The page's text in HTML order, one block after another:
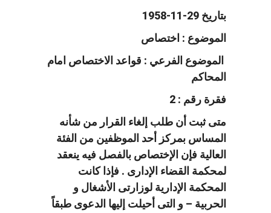
بتاريخ 29-11-1958
الموضوع : اختصاص
الموضوع الفرعي : قواعد الاختصاص امام
المحاكم
فقرة رقم : 2
متى ثبت أن طلب إلغاء القرار من شأنه
المساس بمركز أحد الموظفين من الفئة
العالية فإن الإختصاص بالفصل فيه ينعقد
لمحكمة القضاء الإدارى . فإذا كانت
المحكمة الإدارية لوزارتى الأشغال و
الحربية – و التى أحيلت إليها الدعوى طبقاً